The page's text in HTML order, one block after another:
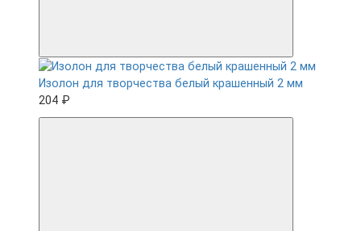
Изолон для творчества белый крашенный 2 мм
204 ₽